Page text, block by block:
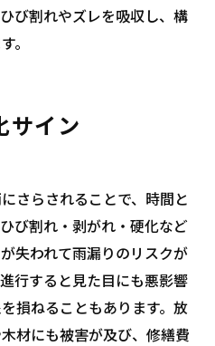
び割れやズレを吸収し、構
。
サイン
さらされることで、時間と
び割れ・剥がれ・硬化など
失われて雨漏りのリスクが
行すると見た目にも悪影響
損ねることもあります。放
材にも被害が及び、修繕費